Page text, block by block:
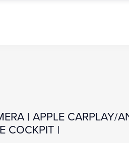
| APPLE CARPLAY/
COCKPIT |